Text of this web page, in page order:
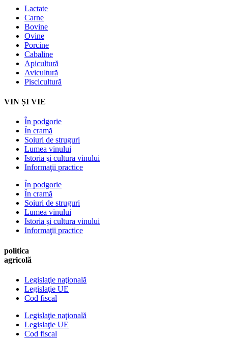
Lactate
Carne
Bovine
Ovine
Porcine
Cabaline
Apicultură
Avicultură
Piscicultură
VIN ȘI VIE
În podgorie
În cramă
Soiuri de struguri
Lumea vinului
Istoria şi cultura vinului
Informaţii practice
În podgorie
În cramă
Soiuri de struguri
Lumea vinului
Istoria şi cultura vinului
Informaţii practice
politica
agricolă
Legislaţie naţională
Legislaţie UE
Cod fiscal
Legislaţie naţională
Legislaţie UE
Cod fiscal